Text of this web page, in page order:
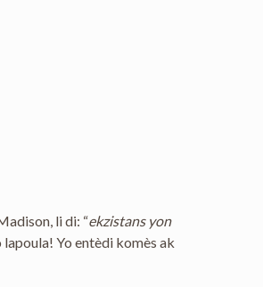
li di: “ekzistans yon
Yo entèdi komès ak